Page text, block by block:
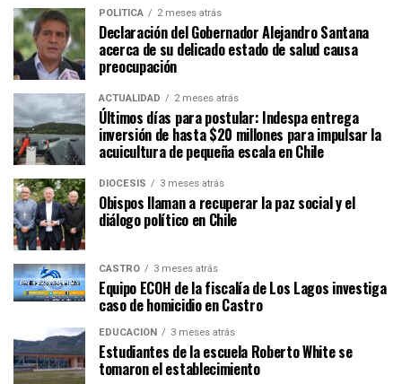
POLÍTICA 2 meses atrás
Declaración del Gobernador Alejandro Santana
acerca de su delicado estado de salud causa
preocupación
ACTUALIDAD 2 meses atrás
Últimos días para postular: Indespa entrega
inversión de hasta $20 millones para impulsar la
acuicultura de pequeña escala en Chile
DIÓCESIS 3 meses atrás
Obispos llaman a recuperar la paz social y el
diálogo político en Chile
CASTRO 3 meses atrás
Equipo ECOH de la fiscalía de Los Lagos investiga
caso de homicidio en Castro
EDUCACIÓN 3 meses atrás
Estudiantes de la escuela Roberto White se
tomaron el establecimiento